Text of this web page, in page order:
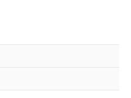
利用者が、当社の製
るお客様との取
者とは、"個人情報
ウンロードするこ
）の非含有証明書